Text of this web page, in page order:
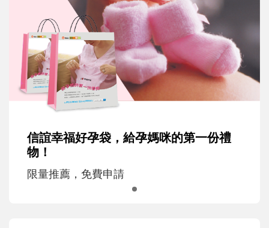
信誼幸福好孕袋，給孕媽咪的第一份禮
物！
限量推薦，免費申請